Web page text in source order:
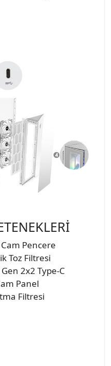
Pencere
Toz Filtresi
2x2 Type-C
Panel
Filtresi